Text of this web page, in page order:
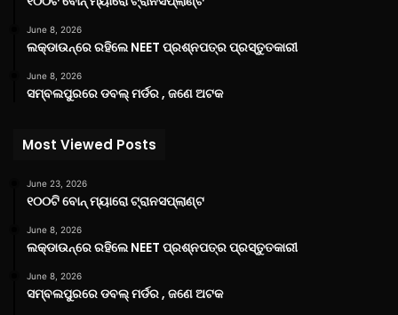
June 8, 2026
ଲକ୍‌ଡାଉନ୍‌ରେ ରହିଲେ NEET ପ୍ରଶ୍ନପତ୍ର ପ୍ରସ୍ତୁତକାରୀ
June 8, 2026
ସମ୍ବଲପୁରରେ ଡବଲ୍ ମର୍ଡର , ଜଣେ ଅଟକ
Most Viewed Posts
June 23, 2026
୧୦୦ଟି ବୋନ୍ ମ୍ୟାରୋ ଟ୍ରାନସପ୍ଲାଣ୍ଟ
June 8, 2026
ଲକ୍‌ଡାଉନ୍‌ରେ ରହିଲେ NEET ପ୍ରଶ୍ନପତ୍ର ପ୍ରସ୍ତୁତକାରୀ
June 8, 2026
ସମ୍ବଲପୁରରେ ଡବଲ୍ ମର୍ଡର , ଜଣେ ଅଟକ